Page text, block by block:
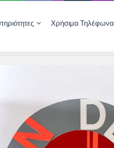
Χρήσιμα Τηλέφωνα